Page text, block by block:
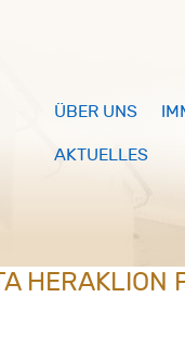
ÜBER UNS
AKTUELLES
HERAKLION